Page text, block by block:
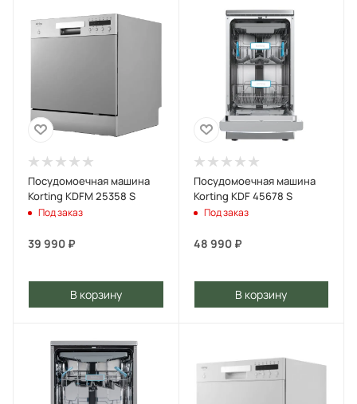
Посудомоечная машина
Korting KDFM 25358 S
Под заказ
39 990 ₽
В корзину
Посудомоечная машина
Korting KDF 45678 S
Под заказ
48 990₽
В корзину